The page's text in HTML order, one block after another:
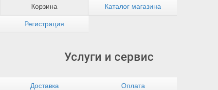
Корзина Каталог магазина
Регистрация
Услуги и сервис
Доставка Оплата